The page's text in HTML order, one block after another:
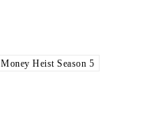
Money Heist Season 5